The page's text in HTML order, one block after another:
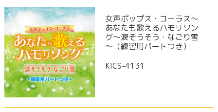
女声ポップス・コーラス～
あなたも歌えるハモリソン
グ～涙そうそう・なごり雪
～（練習用パートつき）
KICS-4131